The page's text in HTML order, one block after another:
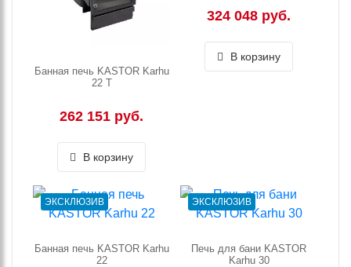
Банная печь KASTOR Karhu
22 T
262 151 руб.
В корзину
324 048 руб.
В корзину
ЭКСКЛЮЗИВ
Банная печь KASTOR Karhu
22
ЭКСКЛЮЗИВ
Печь для бани KASTOR
Karhu 30